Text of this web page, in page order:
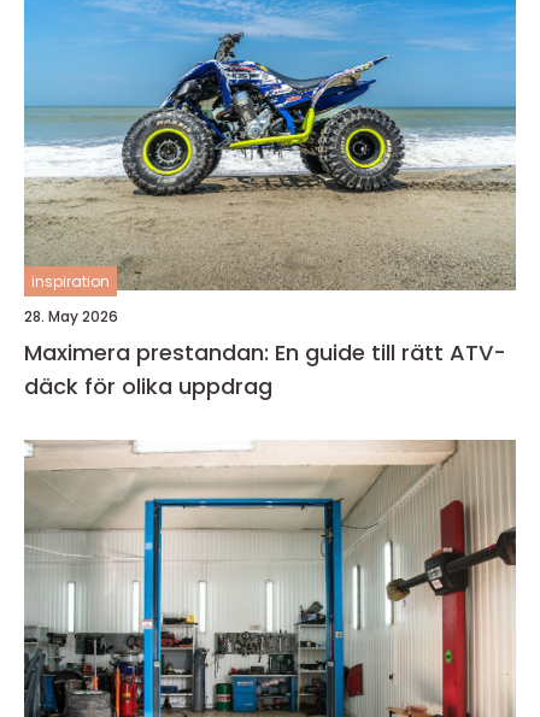
inspiration
28. May 2026
Maximera prestandan: En guide till rätt ATV-
däck för olika uppdrag